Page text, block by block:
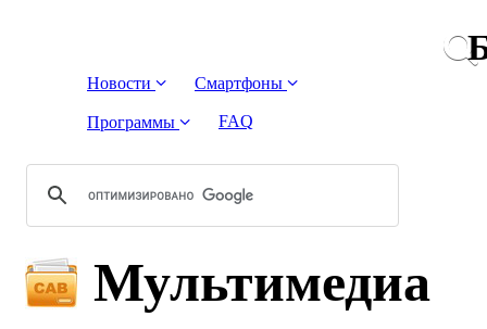
Новости Смартфоны
Программы FAQ
Мультимедиа